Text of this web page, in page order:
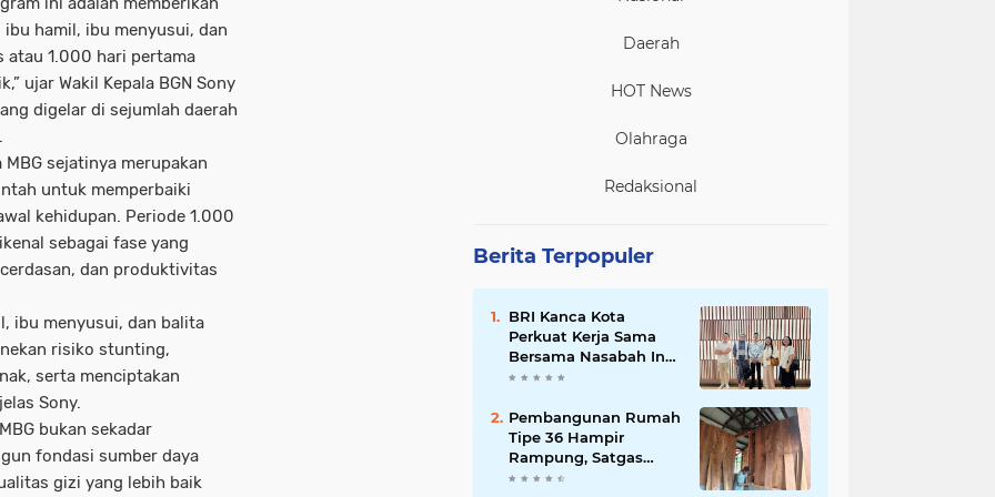
hamil, ibu menyusui, dan
atau 1.000 hari pertama
ujar Wakil Kepala BGN Sony
digelar di sejumlah daerah
sejatinya merupakan
untuk memperbaiki
kehidupan. Periode 1.000
sebagai fase yang
dan produktivitas
ibu menyusui, dan balita
risiko stunting,
serta menciptakan
Sony.
bukan sekadar
fondasi sumber daya
gizi yang lebih baik
Daerah
HOT News
Olahraga
Redaksional
Berita Terpopuler
BRI Kanca Kota
Perkuat Kerja Sama
Bersama Nasabah Inti,
Dorong Pertumbuhan
Pembangunan Rumah
Tipe 36 Hampir
Rampung, Satgas
TMMD Ke-129 Kodim